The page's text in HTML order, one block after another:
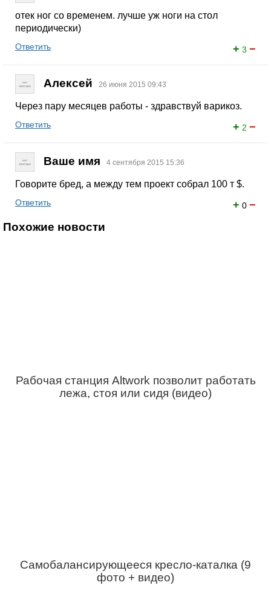
отек ног со временем. лучше уж ноги на стол
периодически)
+ 3 −
Ответить
Алексей 26 июня 2015 09:43
Через пару месяцев работы - здравствуй варикоз.
+ 2 −
Ответить
Ваше имя 4 сентября 2015 15:36
Говорите бред, а между тем проект собрал 100 т $.
+ 0 −
Ответить
Похожие новости
Рабочая станция Altwork позволит работать
лежа, стоя или сидя (видео)
Самобалансирующееся кресло-каталка (9
фото + видео)